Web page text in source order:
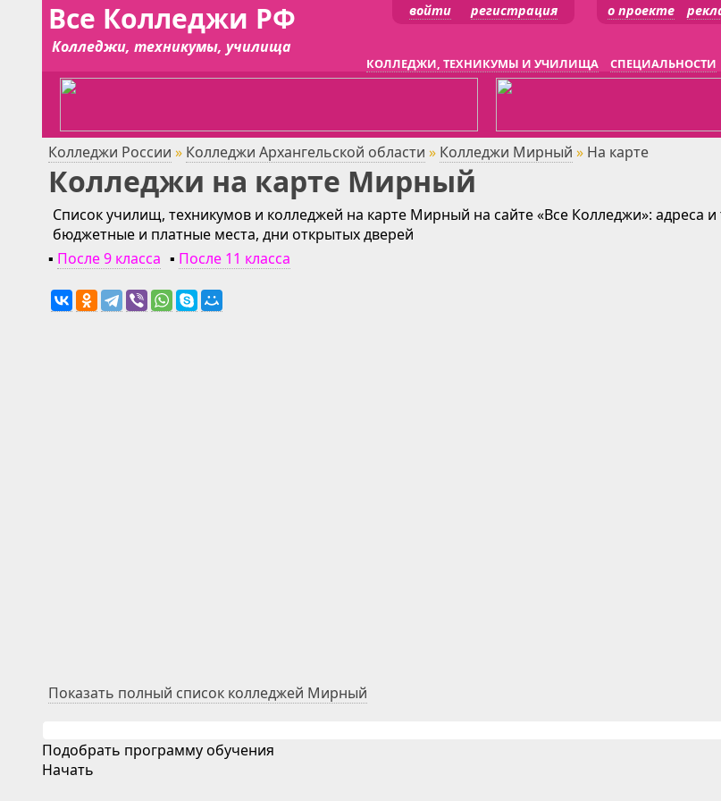
Все Колледжи РФ
Колледжи, техникумы, училища
о проекте
войти регистрация
КОЛЛЕДЖИ, ТЕХНИКУМЫ И УЧИЛИЩА СПЕЦИАЛЬНОСТИ
Колледжи России » Колледжи Архангельской области » Колледжи Мирный » На карте
Колледжи на карте Мирный
Список училищ, техникумов и колледжей на карте Мирный на сайте «Все Колледжи»: адреса
бюджетные и платные места, дни открытых дверей
▪ После 9 класса ▪ После 11 класса
Показать полный список колледжей Мирный
Подобрать программу обучения
Начать